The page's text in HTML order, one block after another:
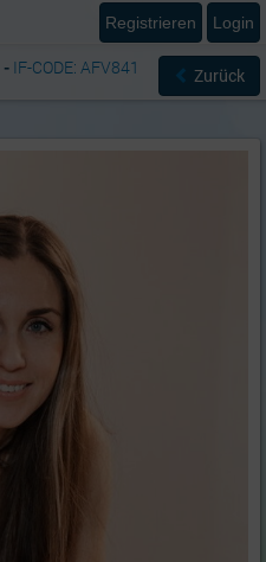
- IF-CODE: AFV841 Zurück
Registrieren Login